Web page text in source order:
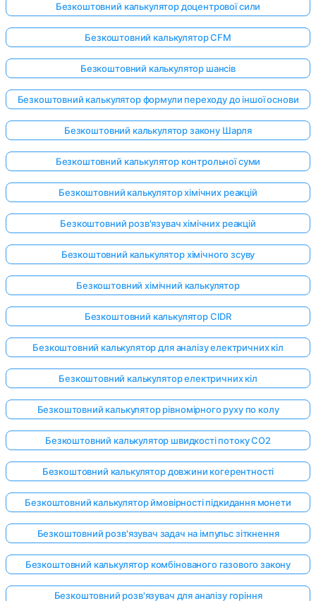
Безкоштовний калькулятор доцентрової сили
Безкоштовний калькулятор CFM
Безкоштовний калькулятор шансів
Безкоштовний калькулятор формули переходу до іншої основи
Безкоштовний калькулятор закону Шарля
Безкоштовний калькулятор контрольної суми
Безкоштовний калькулятор хімічних реакцій
Безкоштовний розв'язувач хімічних реакцій
Безкоштовний калькулятор хімічного зсуву
Безкоштовний хімічний калькулятор
Безкоштовний калькулятор CIDR
Безкоштовний калькулятор для аналізу електричних кіл
Безкоштовний калькулятор електричних кіл
Безкоштовний калькулятор рівномірного руху по колу
Безкоштовний калькулятор швидкості потоку CO2
Безкоштовний калькулятор довжини когерентності
Безкоштовний калькулятор ймовірності підкидання монети
Безкоштовний розв'язувач задач на імпульс зіткнення
Безкоштовний калькулятор комбінованого газового закону
Безкоштовний розв'язувач для аналізу горіння